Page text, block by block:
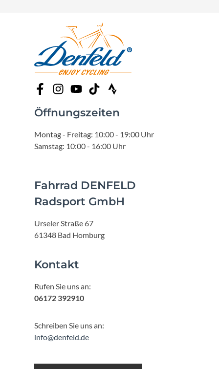
Öffnungszeiten
Montag - Freitag: 10:00 - 19:00 Uhr
Samstag: 10:00 - 16:00 Uhr
Fahrrad DENFELD
Radsport GmbH
Urseler Straße 67
61348 Bad Homburg
Kontakt
Rufen Sie uns an:
06172 392910
Schreiben Sie uns an:
info@denfeld.de